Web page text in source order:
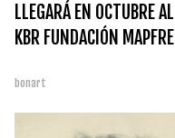
LLEGARÁ EN OCTUBRE AL
KBR FUNDACIÓN MAPFRE
bonart